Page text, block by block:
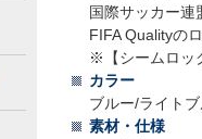
国際サッカー連
FIFA Qualityの
※【シームロッ
カラー
ブルー/ライト
素材・仕様